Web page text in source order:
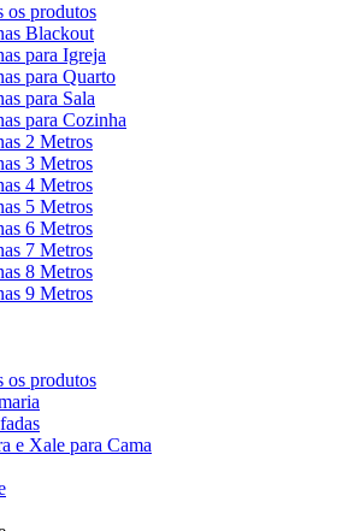
os produtos
Blackout
para Igreja
para Quarto
para Sala
para Cozinha
2 Metros
3 Metros
4 Metros
5 Metros
6 Metros
7 Metros
8 Metros
9 Metros
os produtos
e Xale para Cama